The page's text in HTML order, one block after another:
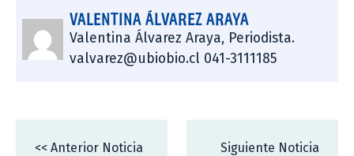
VALENTINA ÁLVAREZ ARAYA
Valentina Álvarez Araya, Periodista.
valvarez@ubiobio.cl 041-3111185
<< Anterior Noticia
Siguiente Noticia